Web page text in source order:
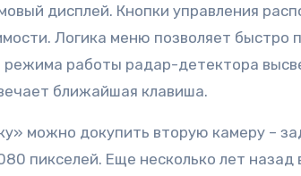
дисплей. Кнопки управления
Логика меню позволяет быстро
режима работы радар-детектора
ближайшая клавиша.
можно докупить вторую камеру –
пикселей. Еще несколько лет